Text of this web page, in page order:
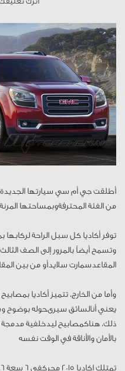
من الفئة المحترفةوبمساحتها
توفر أكاديا كل سبل الراحة
وتسمح أيضاً بالمرور إلى الصف
المقاعدسمارت سلايدأو من بين
وأما من الخارج، تتميز أكاديا
يعني أنالسائق سيرىحوله بوضوح
ذلك، هناكمصابيح ليدخلفية
بالأمان والأناقة في الوقت نفسه